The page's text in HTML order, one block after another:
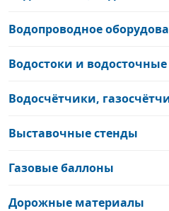
Водопроводное
Водостоки и
Водосчётчики,
Выставочные стенды
Газовые баллоны
Дорожные материалы